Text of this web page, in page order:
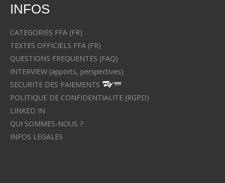
INFOS
CATEGORIES FFA (FR)
TEXTES OFFICIELS FFA (FR)
QUESTIONS FREQUENTES (FAQ)
INTERVIEW (apports, perspectives)
SECURITE DES PAIEMENTS
POLITIQUE DE CONFIDENTIALITE (RGPD)
LINKED IN
QUI SOMMES-NOUS ?
INFOS LEGALES